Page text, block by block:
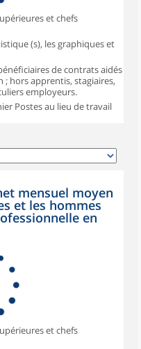
et chefs
(s), les graphiques et
de contrats aidés
hors apprentis, stagiaires,
employeurs.
Postes au lieu de travail
mensuel moyen
et les hommes
en
et chefs